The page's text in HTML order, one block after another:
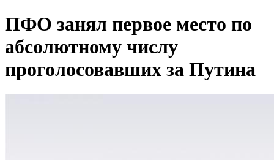
ПФО занял первое место по
абсолютному числу
проголосовавших за Путина